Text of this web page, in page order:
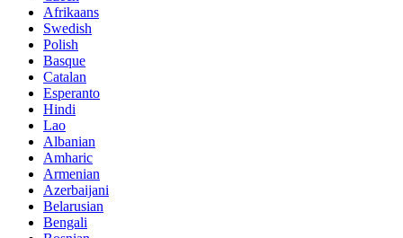
Afrikaans
Swedish
Polish
Basque
Catalan
Esperanto
Hindi
Lao
Albanian
Amharic
Armenian
Azerbaijani
Belarusian
Bengali